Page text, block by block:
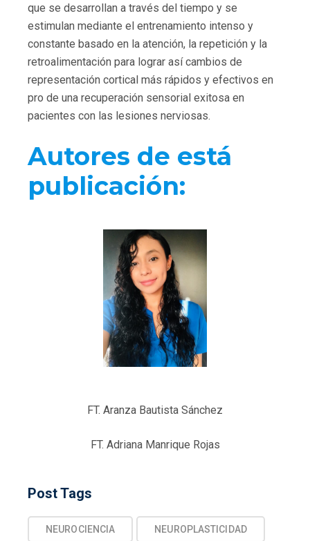
que se desarrollan a través del tiempo y se
estimulan mediante el entrenamiento intenso y
constante basado en la atención, la repetición y la
retroalimentación para lograr así cambios de
representación cortical más rápidos y efectivos en
pro de una recuperación sensorial exitosa en
pacientes con las lesiones nerviosas.
Autores de está
publicación:
FT. Aranza Bautista Sánchez
FT. Adriana Manrique Rojas
Post Tags
NEUROCIENCIA NEUROPLASTICIDAD